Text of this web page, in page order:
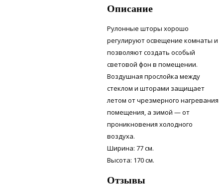
Описание
Рулонные шторы хорошо
регулируют освещение комнаты и
позволяют создать особый
световой фон в помещении.
Воздушная прослойка между
стеклом и шторами защищает
летом от чрезмерного нагревания
помещения, а зимой — от
проникновения холодного
воздуха.
Ширина: 77 см.
Высота: 170 см.
Отзывы